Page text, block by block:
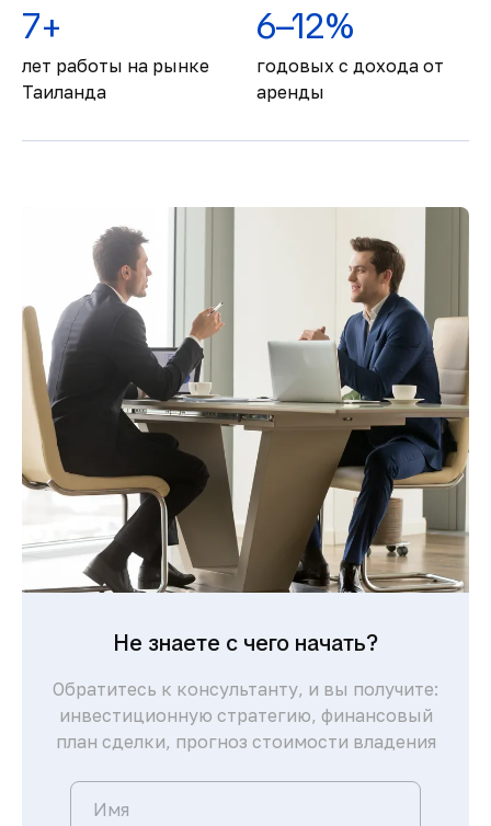
7+
лет работы на рынке
Таиланда
6–12%
годовых с дохода от
аренды
Не знаете с чего начать?
Обратитесь к консультанту, и вы получите:
инвестиционную стратегию, финансовый
план сделки, прогноз стоимости владения